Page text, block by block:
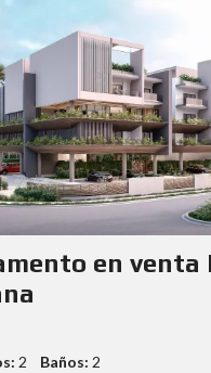
en venta
2 Baños: 2